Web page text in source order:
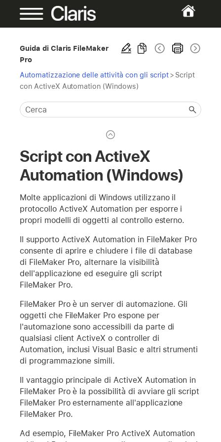
Guida di Claris FileMaker
Pro
Automatizzazione delle attività con gli script> Script
con ActiveX Automation (Windows)
Script con ActiveX
Automation (Windows)
Molte applicazioni di Windows utilizzano il
protocollo ActiveX Automation per esporre i
propri modelli di oggetti al controllo esterno.
Il supporto ActiveX Automation in FileMaker Pro
consente di aprire e chiudere i file di database
di FileMaker Pro, alternare la visibilità
dell'applicazione ed eseguire gli script
FileMaker Pro.
FileMaker Pro è un server di automazione. Gli
oggetti che FileMaker Pro espone per
l'automazione sono accessibili da parte di
qualsiasi client ActiveX o controller di
Automation, inclusi Visual Basic e altri strumenti
di programmazione simili.
Il vantaggio principale di ActiveX Automation in
FileMaker Pro è la possibilità di avviare gli script
FileMaker Pro esternamente all'applicazione
FileMaker Pro.
Ad esempio, FileMaker Pro ActiveX Automation